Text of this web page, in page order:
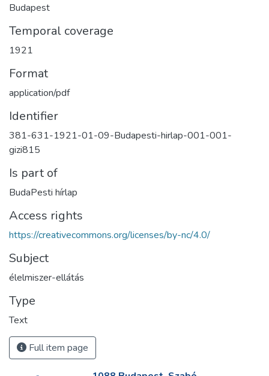
Budapest
Temporal coverage
1921
Format
application/pdf
Identifier
381-631-1921-01-09-Budapesti-hirlap-001-001-
gizi815
Is part of
BudaPesti hírlap
Access rights
https://creativecommons.org/licenses/by-nc/4.0/
Subject
élelmiszer-ellátás
Type
Text
Full item page